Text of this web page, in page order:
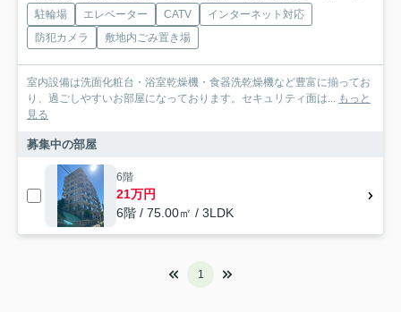
駐輪場 エレベーター CATV
インターネット対応
防犯カメラ
敷地内ごみ置き場
室内設備は洗面化粧台・浴室乾燥機・食器洗乾燥機など豊富に揃ってお
り、過ごしやすいお部屋になっております。セキュリティ面は... もっと
見る
募集中の部屋
6階
21万円
6階 / 75.00㎡ / 3LDK
1